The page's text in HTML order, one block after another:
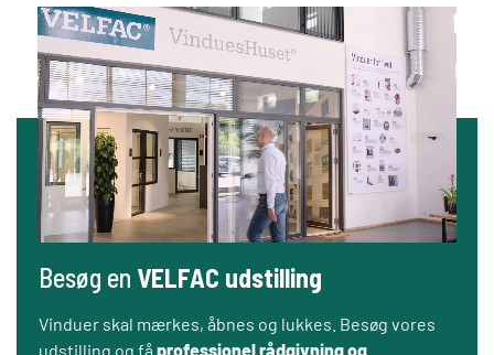
Besøg en VELFAC udstilling
Vinduer skal mærkes, åbnes og lukkes. Besøg vores
udstilling og få professionel rådgivning og